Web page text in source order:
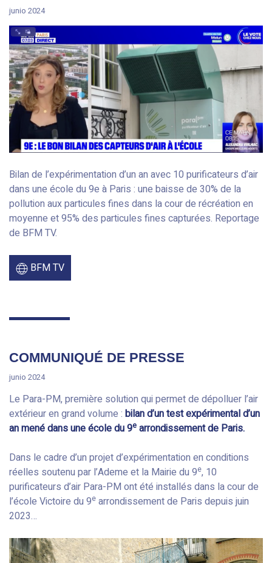
junio 2024
Bilan de l’expérimentation d’un an avec 10 purificateurs d’air
dans une école du 9e à Paris : une baisse de 30% de la
pollution aux particules fines dans la cour de récréation en
moyenne et 95% des particules fines capturées. Reportage
de BFM TV.
BFM TV
COMMUNIQUÉ DE PRESSE
junio 2024
Le Para-PM, première solution qui permet de dépolluer l’air
extérieur en grand volume : bilan d’un test expérimental d’un
an mené dans une école du 9e arrondissement de Paris.
Dans le cadre d’un projet d’expérimentation en conditions
réelles soutenu par l’Ademe et la Mairie du 9e, 10
purificateurs d’air Para-PM ont été installés dans la cour de
l’école Victoire du 9e arrondissement de Paris depuis juin
2023…